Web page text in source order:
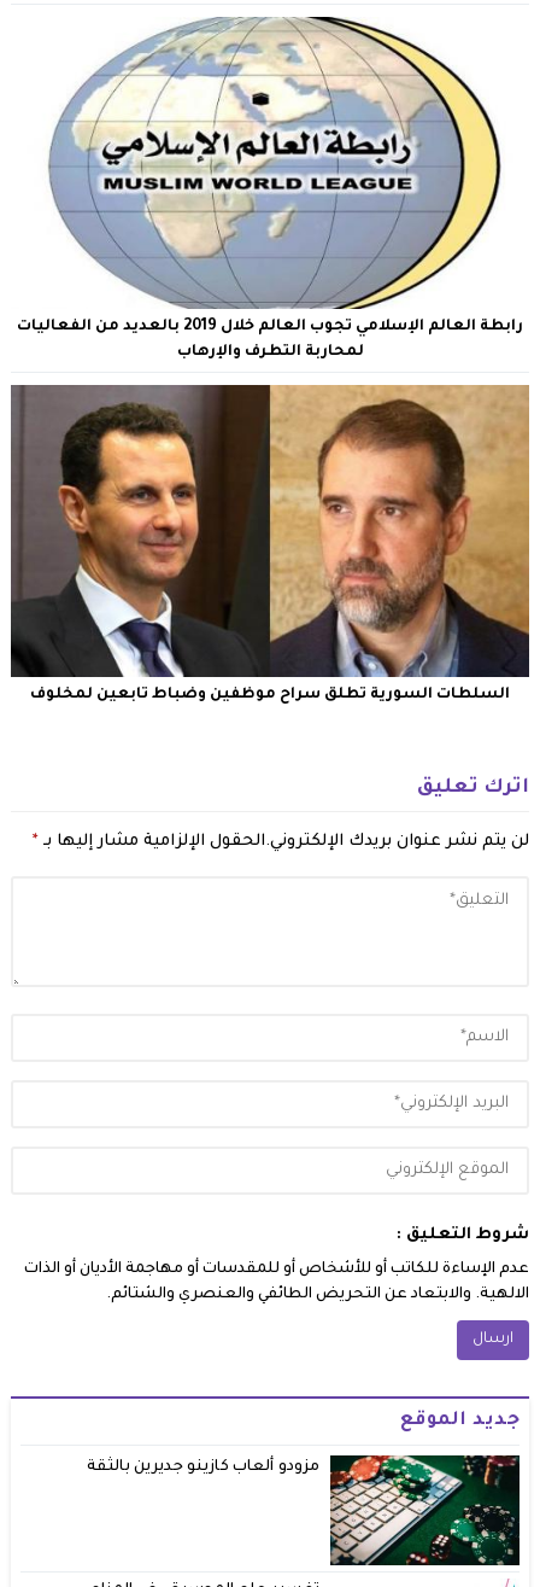
رابطة العالم الإسلامي تجوب العالم خلال 2019 بالعديد من الفعاليات
لمحاربة التطرف والإرهاب
السلطات السورية تطلق سراح موظفين وضباط تابعين لمخلوف
اترك تعليق
لن يتم نشر عنوان بريدك الإلكتروني.الحقول الإلزامية مشار إليها بـ *
شروط التعليق :
عدم الإساءة للكاتب أو للأشخاص أو للمقدسات أو مهاجمة الأديان أو الذات
الالهية. والابتعاد عن التحريض الطائفي والعنصري والشتائم.
جديد الموقع
مزودو ألعاب كازينو جديرين بالثقة